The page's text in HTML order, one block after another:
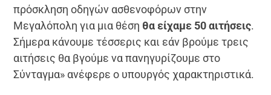
πρόσκληση οδηγών ασθενοφόρων στην
Μεγαλόπολη για μια θέση θα είχαμε 50 αιτήσεις.
Σήμερα κάνουμε τέσσερις και εάν βρούμε τρεις
αιτήσεις θα βγούμε να πανηγυρίζουμε στο
Σύνταγμα» ανέφερε ο υπουργός χαρακτηριστικά.